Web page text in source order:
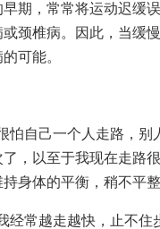
期，常常将运动迟缓
颈椎病。因此，当缓
可能。
怕自己一个人走路，
，以至于我现在走路
身体的平衡，稍不平
经常越走越快，止不